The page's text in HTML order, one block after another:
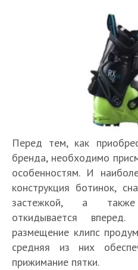
Перед тем, как
бренда, необходимо
особенностям. И
конструкция ботинок,
застежкой, а
откидывается
размещение клипс
средняя из них
прижимание пятки.